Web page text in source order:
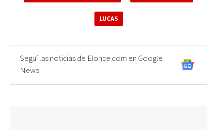
LUCAS
Seguí las noticias de Elonce.com en Google
News